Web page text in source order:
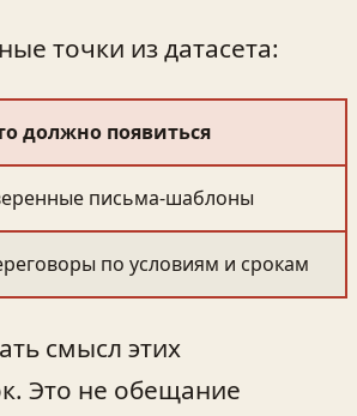
точки из датасета:
должно появиться
письма‑шаблоны
по условиям и срокам
смысл этих
Это не обещание